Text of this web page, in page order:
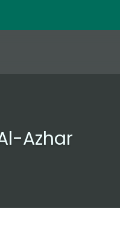
Azhar